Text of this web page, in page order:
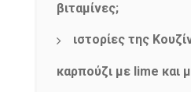
βιταμίνες;
ιστορίες της
καρπούζι με lime και